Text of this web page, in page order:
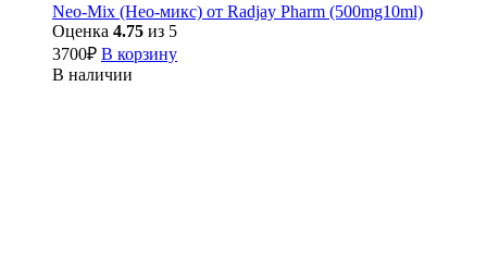
Neo-Mix (Нео-микс) от Radjay Pharm (500mg10ml)
Оценка 4.75 из 5
3700₽ В корзину
В наличии